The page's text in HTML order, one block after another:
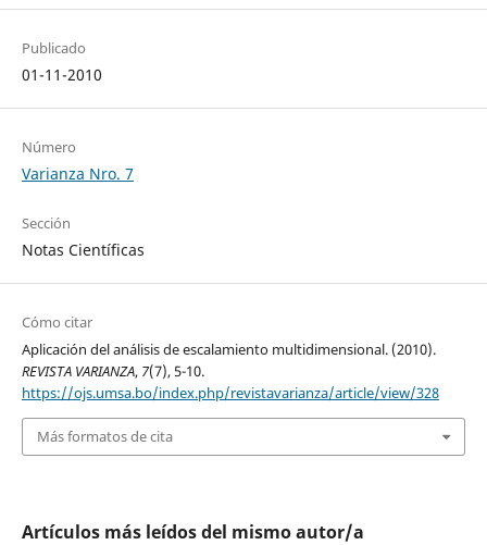
Publicado
01-11-2010
Número
Varianza Nro. 7
Sección
Notas Científicas
Cómo citar
Aplicación del análisis de escalamiento multidimensional. (2010).
REVISTA VARIANZA, 7(7), 5-10.
https://ojs.umsa.bo/index.php/revistavarianza/article/view/328
Más formatos de cita
Artículos más leídos del mismo autor/a